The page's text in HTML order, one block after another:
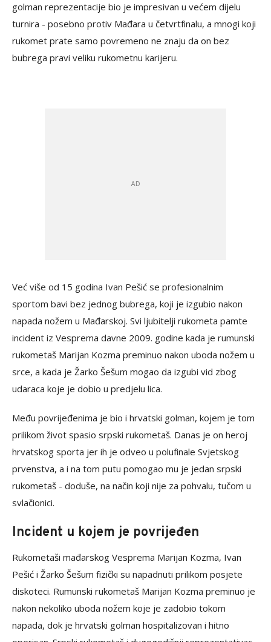
golman reprezentacije bio je impresivan u većem dijelu
turnira - posebno protiv Mađara u četvrtfinalu, a mnogi koji
rukomet prate samo povremeno ne znaju da on bez
bubrega pravi veliku rukometnu karijeru.
Već više od 15 godina Ivan Pešić se profesionalnim
sportom bavi bez jednog bubrega, koji je izgubio nakon
napada nožem u Mađarskoj. Svi ljubitelji rukometa pamte
incident iz Vesprema davne 2009. godine kada je rumunski
rukometaš Marijan Kozma preminuo nakon uboda nožem u
srce, a kada je Žarko Šešum mogao da izgubi vid zbog
udaraca koje je dobio u predjelu lica.
Među povrijeđenima je bio i hrvatski golman, kojem je tom
prilikom život spasio srpski rukometaš. Danas je on heroj
hrvatskog sporta jer ih je odveo u polufinale Svjetskog
prvenstva, a i na tom putu pomogao mu je jedan srpski
rukometaš - doduše, na način koji nije za pohvalu, tučom u
svlačionici.
Incident u kojem je povrijeđen
Rukometaši mađarskog Vesprema Marijan Kozma, Ivan
Pešić i Žarko Šešum fizički su napadnuti prilikom posjete
diskoteci. Rumunski rukometaš Marijan Kozma preminuo je
nakon nekoliko uboda nožem koje je zadobio tokom
napada, dok je hrvatski golman hospitalizovan i hitno